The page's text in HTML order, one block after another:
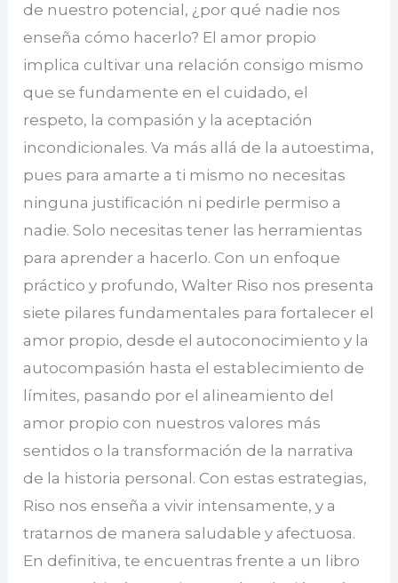
de nuestro potencial, ¿por qué nadie nos
enseña cómo hacerlo? El amor propio
implica cultivar una relación consigo mismo
que se fundamente en el cuidado, el
respeto, la compasión y la aceptación
incondicionales. Va más allá de la autoestima,
pues para amarte a ti mismo no necesitas
ninguna justificación ni pedirle permiso a
nadie. Solo necesitas tener las herramientas
para aprender a hacerlo. Con un enfoque
práctico y profundo, Walter Riso nos presenta
siete pilares fundamentales para fortalecer el
amor propio, desde el autoconocimiento y la
autocompasión hasta el establecimiento de
límites, pasando por el alineamiento del
amor propio con nuestros valores más
sentidos o la transformación de la narrativa
de la historia personal. Con estas estrategias,
Riso nos enseña a vivir intensamente, y a
tratarnos de manera saludable y afectuosa.
En definitiva, te encuentras frente a un libro